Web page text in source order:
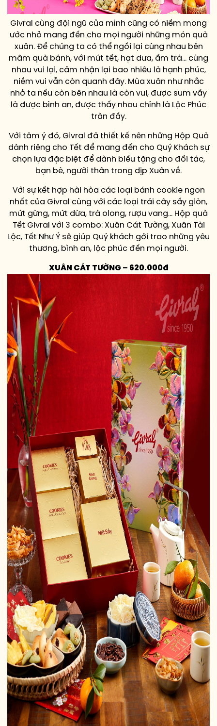
Givral cùng đội ngũ của mình cũng có niềm mong
ước nhỏ mang đến cho mọi người những món quà
xuân. Để chúng ta có thể ngồi lại cùng nhau bên
mâm quà bánh, với mứt tết, hạt dưa, ấm trà… cùng
nhau vui lại, cảm nhận lại bao nhiêu là hạnh phúc,
niềm vui vẫn còn quanh đây. Mùa xuân như nhắc
nhở ta nếu còn bên nhau là còn vui, được sum vầy
là được bình an, được thấy nhau chính là Lộc Phúc
tràn đầy.
Với tâm ý đó, Givral đã thiết kế nên những Hộp Quà
dành riêng cho Tết để mang đến cho Quý Khách sự
chọn lựa đặc biệt để dành biếu tặng cho đối tác,
bạn bè, người thân trong dịp Xuân về.
Với sự kết hợp hài hòa các loại bánh cookie ngon
nhất của Givral cùng với các loại trái cây sấy giòn,
mứt gừng, mứt dừa, trà olong, rượu vang… Hộp quà
Tết Givral với 3 combo: Xuân Cát Tường, Xuân Tài
Lộc, Tết Như Ý sẽ giúp Quý khách gởi trao những yêu
thương, bình an, lộc phúc đến mọi người.
XUÂN CÁT TƯỜNG – 620.000đ